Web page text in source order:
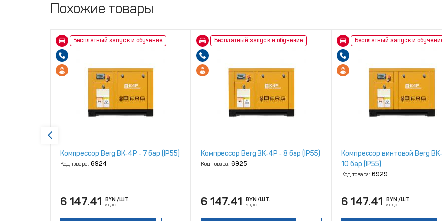
Похожие товары
Бесплатный запуск и обучение
Компрессор Berg ВК‑4Р ‑ 7 бар (IP55)
Код товара: 6924
6 147.41 BYN /ШТ.
с НДС
Бесплатный запуск и обучение
Компрессор Berg ВК‑4Р ‑ 8 бар (IP55)
Код товара: 6925
6 147.41 BYN /ШТ.
с НДС
Бесплатный запуск и
Компрессор винтовой Berg
10 бар (IP55)
Код товара: 6929
6 147.41 BYN /ШТ.
с НДС